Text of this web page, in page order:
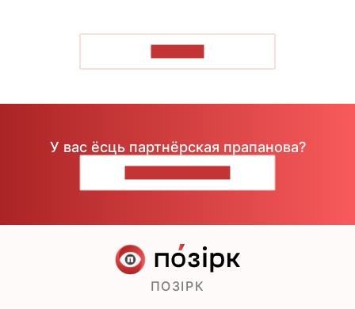
У вас ёсць партнёрская прапанова?
ПОЗІРК